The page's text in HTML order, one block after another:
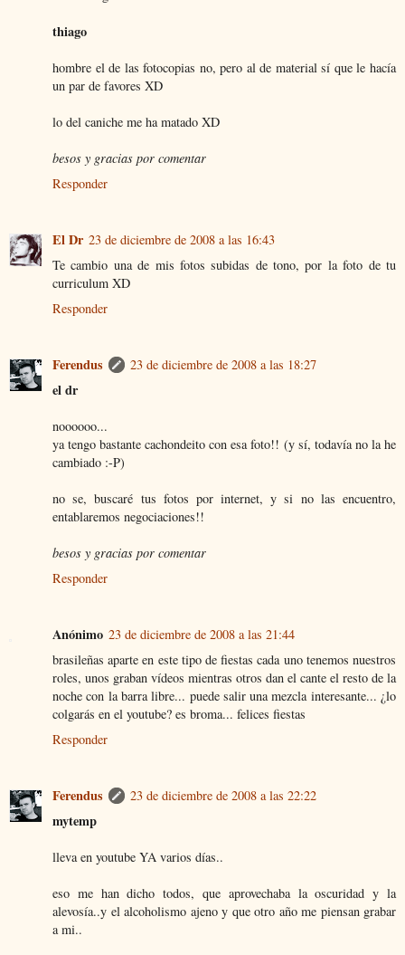
thiago
hombre el de las fotocopias no, pero al de material sí que le hacía
un par de favores XD
lo del caniche me ha matado XD
besos y gracias por comentar
Responder
El Dr 23 de diciembre de 2008 a las 16:43
Te cambio una de mis fotos subidas de tono, por la foto de tu
curriculum XD
Responder
Ferendus 23 de diciembre de 2008 a las 18:27
el dr
noooooo...
ya tengo bastante cachondeito con esa foto!! (y sí, todavía no la he
cambiado :-P)
no se, buscaré tus fotos por internet, y si no las encuentro,
entablaremos negociaciones!!
besos y gracias por comentar
Responder
Anónimo 23 de diciembre de 2008 a las 21:44
brasileñas aparte en este tipo de fiestas cada uno tenemos nuestros
roles, unos graban vídeos mientras otros dan el cante el resto de la
noche con la barra libre... puede salir una mezcla interesante... ¿lo
colgarás en el youtube? es broma... felices fiestas
Responder
Ferendus 23 de diciembre de 2008 a las 22:22
mytemp
lleva en youtube YA varios días..
eso me han dicho todos, que aprovechaba la oscuridad y la
alevosía..y el alcoholismo ajeno y que otro año me piensan grabar
a mi..